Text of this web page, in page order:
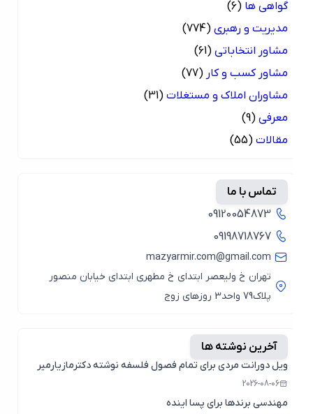
گواهی ها (6)
مدیریت و رهبری (774)
مشاور انتخاباتی (61)
مشاور کسب و کار (77)
مشاوران املاک و مستغلات (31)
معرفی (9)
مقالات (55)
تماس با ما
09120054873
09198718767
mazyarmir.com@gmail.com
تهران خ ولیعصر ابتدای خ مطهری ابتدای خیابان منصور
پلاک79 واحد3 روزهای زوج
آخرین نوشته ها
ویل دورانت مردی برای تمام فصول فلسفه نوشته دکترمازیارمیر
2026-08-06
مهندسی برندها برای پسا اینده